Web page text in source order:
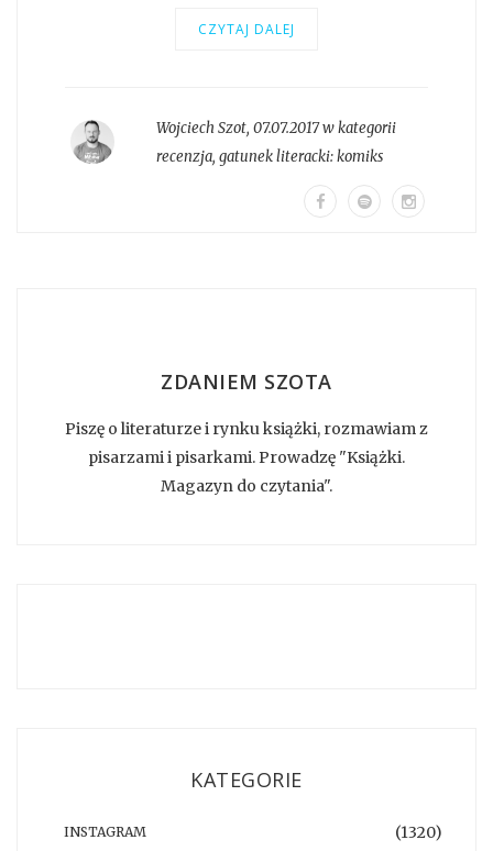
CZYTAJ DALEJ
Wojciech Szot, 07.07.2017 w kategorii
recenzja, gatunek literacki:komiks
ZDANIEM SZOTA
Piszę o literaturze i rynku książki, rozmawiam z
pisarzami i pisarkami. Prowadzę "Książki.
Magazyn do czytania".
KATEGORIE
INSTAGRAM (1320)